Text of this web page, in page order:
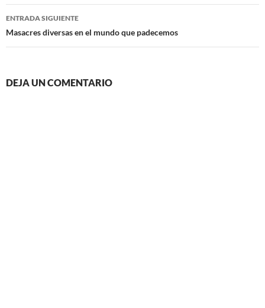
entradas
ENTRADA SIGUIENTE
Masacres diversas en el mundo que padecemos
DEJA UN COMENTARIO